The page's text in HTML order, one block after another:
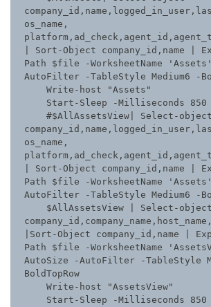
os_name,
| Sort-Object company_id,name |
Path $file -WorksheetName
AutoFilter -TableStyle Medium6 -
os_name,
| Sort-Object company_id,name |
Path $file -WorksheetName
AutoFilter -TableStyle Medium6 -
|Sort-Object company_id,name |
Path $file -WorksheetName
AutoSize -AutoFilter -TableStyle
BoldTopRow